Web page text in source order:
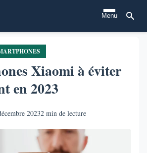
Menu
Xiaomi à éviter
en 2023
20232 min de lecture